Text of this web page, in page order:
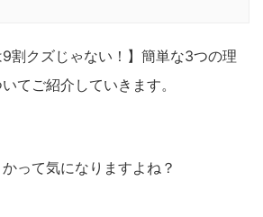
割クズじゃない！】簡単な3つの理
てご紹介していきます。
って気になりますよね？